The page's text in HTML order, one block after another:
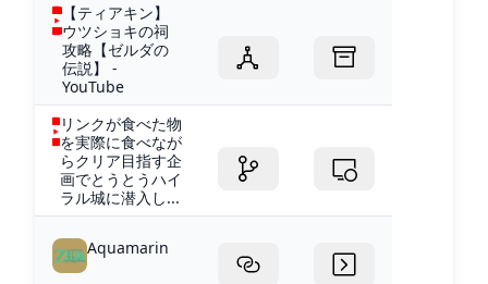
【ティアキン】
ウツショキの祠
攻略【ゼルダの
伝説】 -
YouTube
リンクが食べた物
を実際に食べなが
らクリア目指す企
画でとうとうハイ
ラル城に潜入し...
Aquamarin